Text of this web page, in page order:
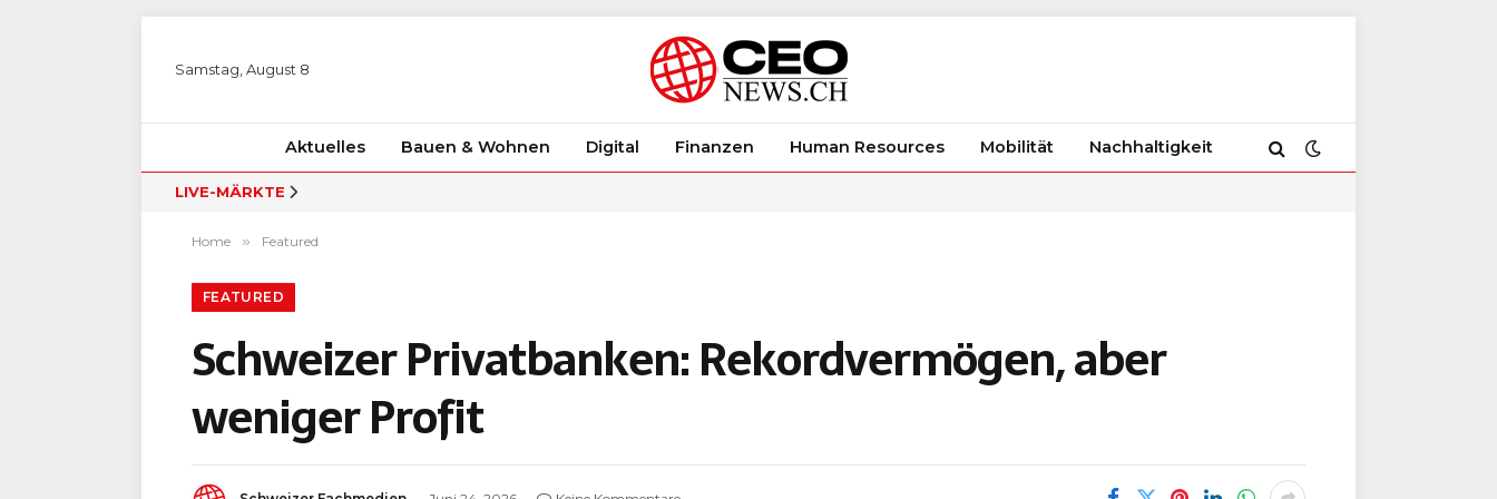
Samstag, August 8
Aktuelles Bauen & Wohnen Digital Finanzen Human Resources Mobilität Nachhaltigkeit
LIVE-MÄRKTE
Home » Featured
FEATURED
Schweizer Privatbanken: Rekordvermögen, aber
weniger Profit